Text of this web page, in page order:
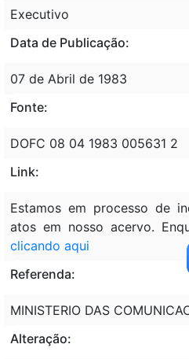
Executivo
Data de Publicação:
07 de Abril de 1983
Fonte:
DOFC 08 04 1983 005631 2
Link:
Estamos em processo de
atos em nosso acervo.
clicando aqui
Referenda:
MINISTERIO DAS
Alteração: